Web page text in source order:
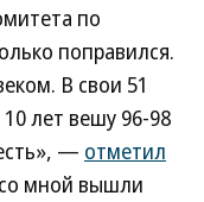
по
поправился.
В свои 51
лет вешу 96-98
— отметил
мной вышли